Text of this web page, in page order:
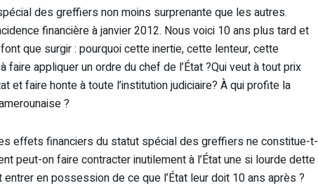
des greffiers non moins surprenante que les autres.
financière à janvier 2012. Nous voici 10 ans plus tard et
que surgir : pourquoi cette inertie, cette lenteur, cette
faire appliquer un ordre du chef de l’État ?Qui veut à tout prix
et faire honte à toute l’institution judiciaire? À qui profite la
?
effets financiers du statut spécial des greffiers ne constitue-t-
peut-on faire contracter inutilement à l’État une si lourde dette
en possession de ce que l’État leur doit 10 ans après ?